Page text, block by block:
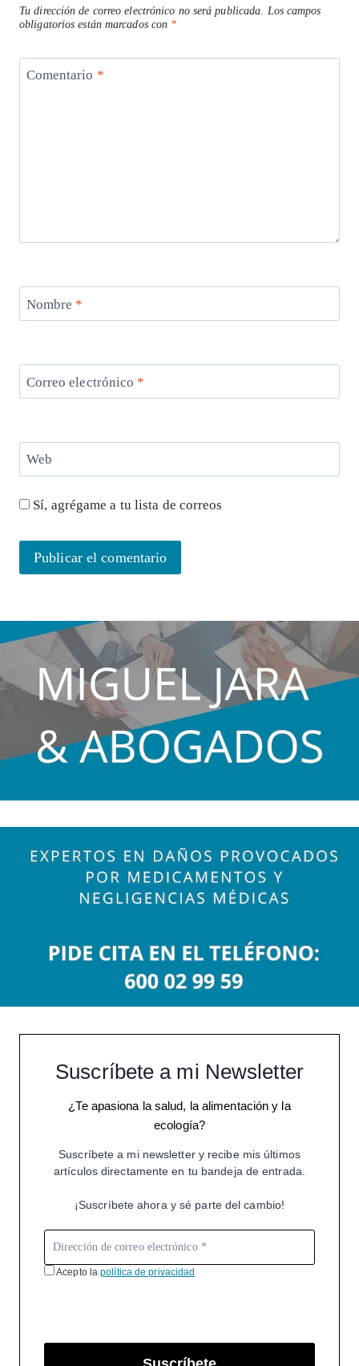
Tu dirección de correo electrónico no será publicada. Los campos
obligatorios están marcados con *
Comentario *
Nombre *
Correo electrónico *
Web
Sí, agrégame a tu lista de correos
Suscríbete a mi Newsletter
¿Te apasiona la salud, la alimentación y la
ecología?
Suscríbete a mi newsletter y recibe mis últimos
artículos directamente en tu bandeja de entrada.
¡Suscríbete ahora y sé parte del cambio!
Acepto lapolítica de privacidad